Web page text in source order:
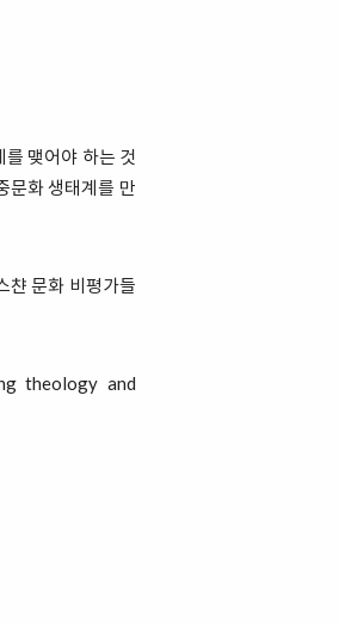
맺어야 하는 것
문화 생태계를 만
챤 문화 비평가들
theology and